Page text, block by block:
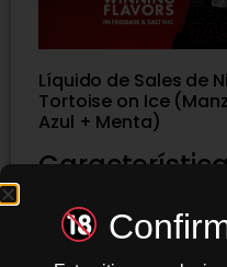
Líquido de Sales de
Tortoise on Ice
Azul + Menta)
Marca:
SHIJIN
Sabor:Tortoise